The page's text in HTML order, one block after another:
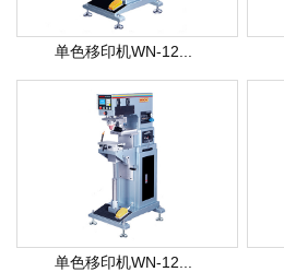
单色移印机WN-12...
单色移印机WN-12...